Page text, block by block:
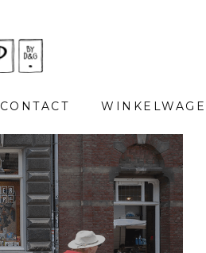
CONTACT